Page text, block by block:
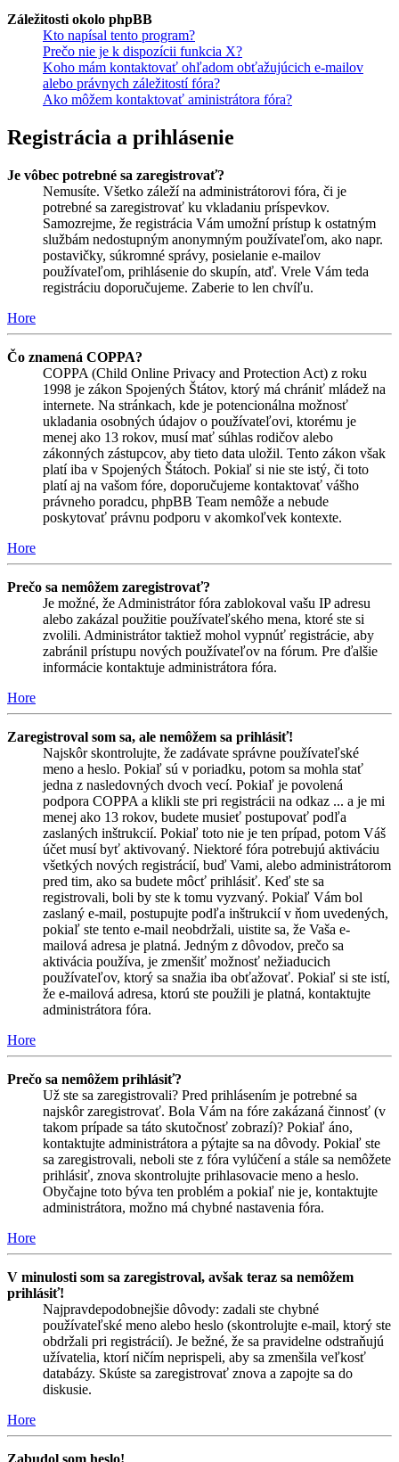
Záležitosti okolo phpBB
Kto napísal tento program?
Prečo nie je k dispozícii funkcia X?
Koho mám kontaktovať ohľadom obťažujúcich e-mailov
alebo právnych záležitostí fóra?
Ako môžem kontaktovať aministrátora fóra?
Registrácia a prihlásenie
Je vôbec potrebné sa zaregistrovať?
Nemusíte. Všetko záleží na administrátorovi fóra, či je
potrebné sa zaregistrovať ku vkladaniu príspevkov.
Samozrejme, že registrácia Vám umožní prístup k ostatným
službám nedostupným anonymným používateľom, ako napr.
postavičky, súkromné správy, posielanie e-mailov
používateľom, prihlásenie do skupín, atď. Vrele Vám teda
registráciu doporučujeme. Zaberie to len chvíľu.
Hore
Čo znamená COPPA?
COPPA (Child Online Privacy and Protection Act) z roku
1998 je zákon Spojených Štátov, ktorý má chrániť mládež na
internete. Na stránkach, kde je potencionálna možnosť
ukladania osobných údajov o používateľovi, ktorému je
menej ako 13 rokov, musí mať súhlas rodičov alebo
zákonných zástupcov, aby tieto data uložil. Tento zákon však
platí iba v Spojených Štátoch. Pokiaľ si nie ste istý, či toto
platí aj na vašom fóre, doporučujeme kontaktovať vášho
právneho poradcu, phpBB Team nemôže a nebude
poskytovať právnu podporu v akomkoľvek kontexte.
Hore
Prečo sa nemôžem zaregistrovať?
Je možné, že Administrátor fóra zablokoval vašu IP adresu
alebo zakázal použitie používateľského mena, ktoré ste si
zvolili. Administrátor taktiež mohol vypnúť registrácie, aby
zabránil prístupu nových používateľov na fórum. Pre ďalšie
informácie kontaktuje administrátora fóra.
Hore
Zaregistroval som sa, ale nemôžem sa prihlásiť!
Najskôr skontrolujte, že zadávate správne používateľské
meno a heslo. Pokiaľ sú v poriadku, potom sa mohla stať
jedna z nasledovných dvoch vecí. Pokiaľ je povolená
podpora COPPA a klikli ste pri registrácii na odkaz ... a je mi
menej ako 13 rokov, budete musieť postupovať podľa
zaslaných inštrukcií. Pokiaľ toto nie je ten prípad, potom Váš
účet musí byť aktivovaný. Niektoré fóra potrebujú aktiváciu
všetkých nových registrácií, buď Vami, alebo administrátorom
pred tim, ako sa budete môcť prihlásiť. Keď ste sa
registrovali, boli by ste k tomu vyzvaný. Pokiaľ Vám bol
zaslaný e-mail, postupujte podľa inštrukcií v ňom uvedených,
pokiaľ ste tento e-mail neobdržali, uistite sa, že Vaša e-
mailová adresa je platná. Jedným z dôvodov, prečo sa
aktivácia používa, je zmenšiť možnosť nežiaducich
používateľov, ktorý sa snažia iba obťažovať. Pokiaľ si ste istí,
že e-mailová adresa, ktorú ste použili je platná, kontaktujte
administrátora fóra.
Hore
Prečo sa nemôžem prihlásiť?
Už ste sa zaregistrovali? Pred prihlásením je potrebné sa
najskôr zaregistrovať. Bola Vám na fóre zakázaná činnosť (v
takom prípade sa táto skutočnosť zobrazí)? Pokiaľ áno,
kontaktujte administrátora a pýtajte sa na dôvody. Pokiaľ ste
sa zaregistrovali, neboli ste z fóra vylúčení a stále sa nemôžete
prihlásiť, znova skontrolujte prihlasovacie meno a heslo.
Obyčajne toto býva ten problém a pokiaľ nie je, kontaktujte
administrátora, možno má chybné nastavenia fóra.
Hore
V minulosti som sa zaregistroval, avšak teraz sa nemôžem
prihlásiť!
Najpravdepodobnejšie dôvody: zadali ste chybné
používateľské meno alebo heslo (skontrolujte e-mail, ktorý ste
obdržali pri registrácií). Je bežné, že sa pravidelne odstraňujú
užívatelia, ktorí ničím neprispeli, aby sa zmenšila veľkosť
databázy. Skúste sa zaregistrovať znova a zapojte sa do
diskusie.
Hore
Zabudol som heslo!